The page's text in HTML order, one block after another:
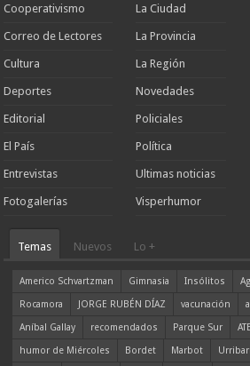
Cooperativismo
Correo de Lectores
Cultura
Deportes
Editorial
El País
Entrevistas
Fotogalerías
La Ciudad
La Provincia
La Región
Novedades
Policiales
Política
Ultimas noticias
Visperhumor
Temas Nuevos Lo +
Americo Schvartzman Gimnasia Insólitos
Rocamora
JORGE RUBÉN DÍAZ vacunación
Aníbal Gallay
recomendados Parque Sur ATE
humor de Miércoles
Bordet Marbot